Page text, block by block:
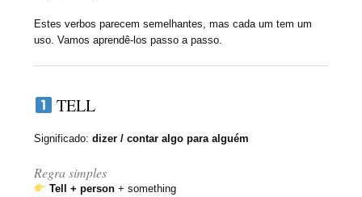
Estes verbos parecem semelhantes, mas cada um tem um
uso. Vamos aprendê-los passo a passo.
TELL
Significado:dizer / contar algo para alguém
Regra simples
Tell + person + something